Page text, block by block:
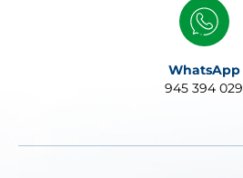
WhatsApp
945 394 029